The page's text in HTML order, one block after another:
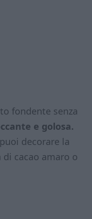
fondente senza
e golosa.
decorare la
cacao amaro o